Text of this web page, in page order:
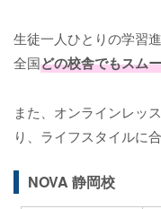
生徒一人ひとりの学習
全国どの校舎でもスム
また、オンラインレッ
り、ライフスタイルに
NOVA 静岡校